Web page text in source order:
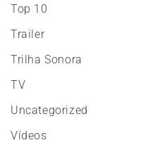
Top 10
Trailer
Trilha Sonora
TV
Uncategorized
Vídeos